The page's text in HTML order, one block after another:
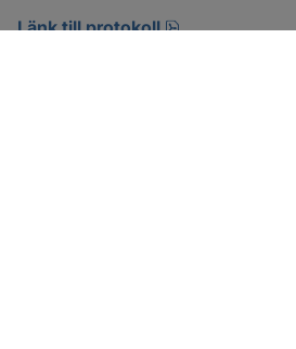
Länk till protokoll
pdf, öppnas i